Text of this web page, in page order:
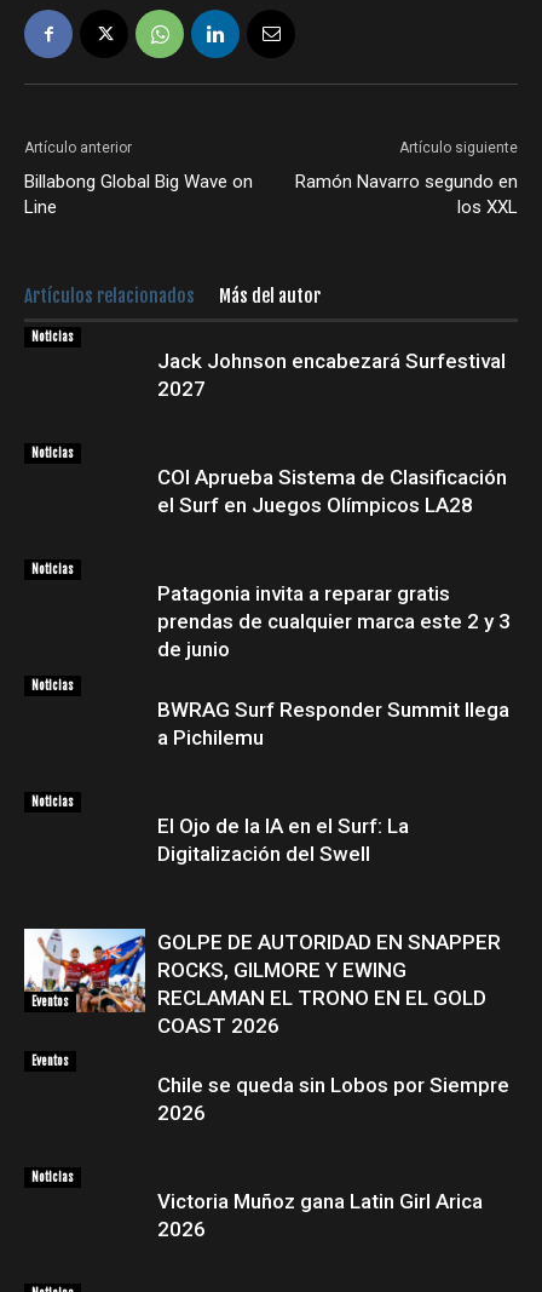
Artículo anterior
Billabong Global Big Wave on
Line
Artículo siguiente
Ramón Navarro segundo en
los XXL
Artículos relacionados Más del autor
Noticias
Jack Johnson encabezará Surfestival
2027
Noticias
COI Aprueba Sistema de Clasificación
el Surf en Juegos Olímpicos LA28
Noticias
Patagonia invita a reparar gratis
prendas de cualquier marca este 2 y 3
de junio
Noticias
BWRAG Surf Responder Summit llega
a Pichilemu
Noticias
El Ojo de la IA en el Surf: La
Digitalización del Swell
Eventos
GOLPE DE AUTORIDAD EN SNAPPER
ROCKS, GILMORE Y EWING
RECLAMAN EL TRONO EN EL GOLD
COAST 2026
Eventos
Chile se queda sin Lobos por Siempre
2026
Noticias
Victoria Muñoz gana Latin Girl Arica
2026